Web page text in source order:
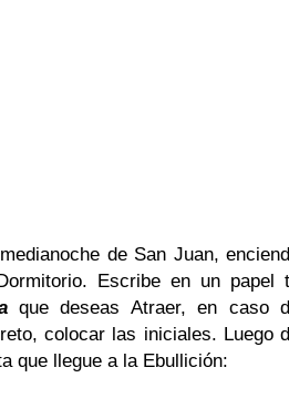
de San Juan,
Escribe en un papel
que deseas Atraer, en caso
colocar las iniciales. Luego
que llegue a la Ebullición: